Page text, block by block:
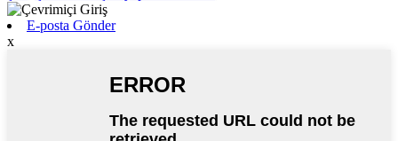
E-posta Gönder
x